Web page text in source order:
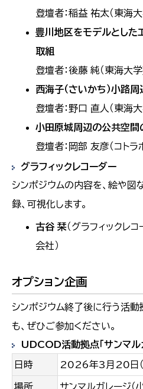
登壇者：稲益 祐太（東海
豊川地区をモデルとした
取組
登壇者：後藤 純（東海大
西海子（さいかち）小路
登壇者：野口 直人（東海
小田原城周辺の公共空間
登壇者：岡部 友彦（コト
グラフィックレコーダー
シンポジウムの内容を、絵や
録、可視化します。
古谷 栞（グラフィックレ
会社）
オプション企画
シンポジウム終了後に行う活
も、ぜひご参加ください。
UDCOD活動拠点「サンマル
日時 2026年3月20日（
場所 サンマルガレージ